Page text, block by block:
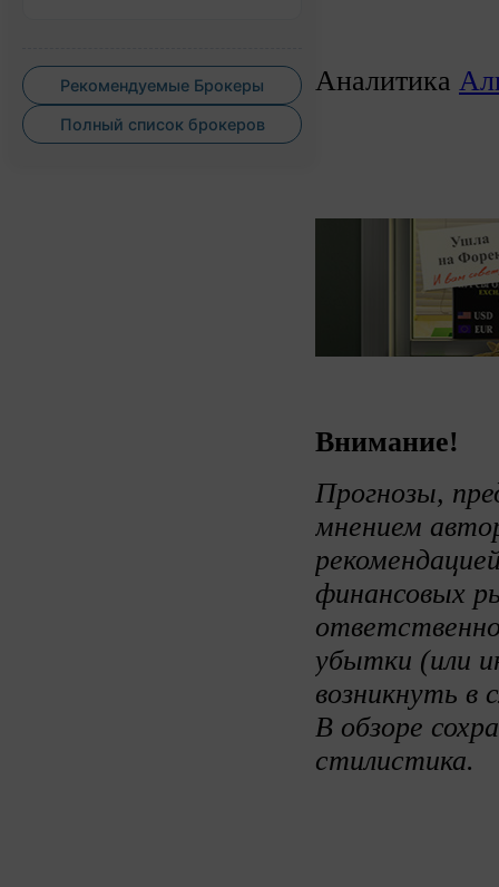
Рекомендуемые Брокеры
Полный список брокеров
Аналитика
Внимание!
Прогнозы,
мнением
финансовых
убытки (или
возникнуть в
В обзоре
стилистика.